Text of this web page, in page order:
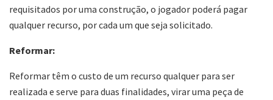
requisitados por uma construção, o jogador poderá pagar
qualquer recurso, por cada um que seja solicitado.
Reformar:
Reformar têm o custo de um recurso qualquer para ser
realizada e serve para duas finalidades, virar uma peça de